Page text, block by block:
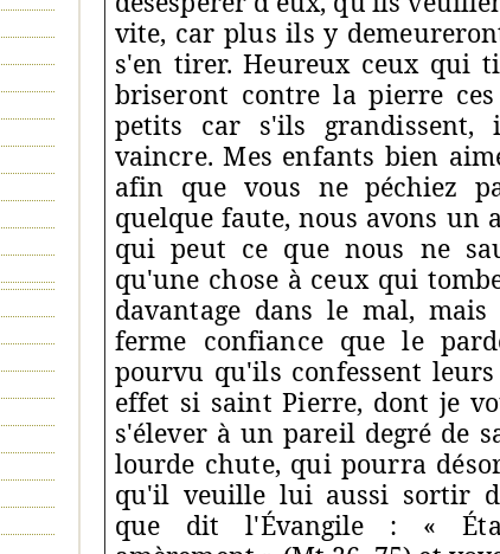
vite, car plus ils y
s'en tirer. Heureux ceux qui
briseront contre la pierre
petits car s'ils
vaincre. Mes enfants bien
afin quevous ne péchiez
quelque faute, nous avons un
qui peut ce que nous ne
qu'une chose à ceux qui
davantage dans le mal,
ferme confiance que le
pourvu qu'ils confessent
effet si saint Pierre, dont je
s'élever à un pareil degré de
lourde chute, qui pourra
qu'il veuille lui aussi sortir
que dit l'Évangile : «